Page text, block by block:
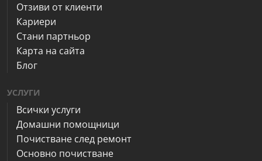
Отзиви от клиенти
Кариери
Стани партньор
Карта на сайта
Блог
УСЛУГИ
Всички услуги
Домашни помощници
Почистване след ремонт
Основно почистване